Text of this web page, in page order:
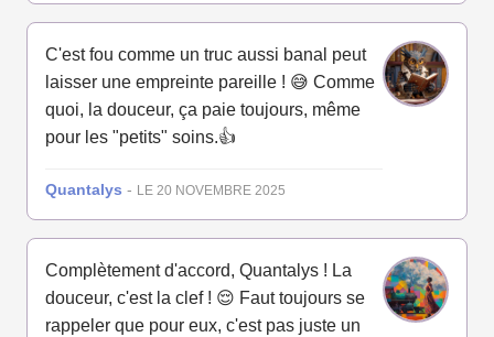
C'est fou comme un truc aussi banal peut
laisser une empreinte pareille ! 😅 Comme
quoi, la douceur, ça paie toujours, même
pour les "petits" soins.👍
Quantalys - LE 20 NOVEMBRE 2025
Complètement d'accord, Quantalys ! La
douceur, c'est la clef ! 😌 Faut toujours se
rappeler que pour eux, c'est pas juste un